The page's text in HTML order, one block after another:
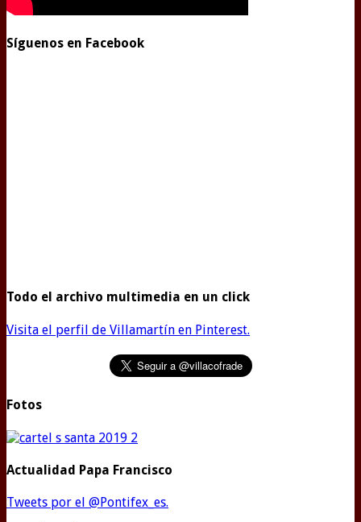
Síguenos en Facebook
Todo el archivo multimedia en un click
Visita el perfil de Villamartín en Pinterest.
Fotos
Actualidad Papa Francisco
Tweets por el @Pontifex_es.